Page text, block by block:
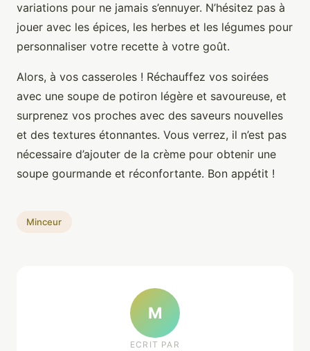
variations pour ne jamais s’ennuyer. N’hésitez pas à
jouer avec les épices, les herbes et les légumes pour
personnaliser votre recette à votre goût.
Alors, à vos casseroles ! Réchauffez vos soirées
avec une soupe de potiron légère et savoureuse, et
surprenez vos proches avec des saveurs nouvelles
et des textures étonnantes. Vous verrez, il n’est pas
nécessaire d’ajouter de la crème pour obtenir une
soupe gourmande et réconfortante. Bon appétit !
Minceur
M
ECRIT PAR